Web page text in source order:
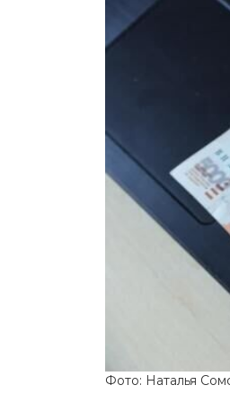
Фото: Наталья